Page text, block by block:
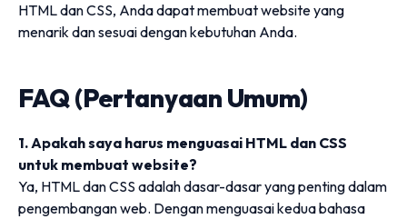
HTML dan CSS, Anda dapat membuat website yang
menarik dan sesuai dengan kebutuhan Anda.
FAQ (Pertanyaan Umum)
1. Apakah saya harus menguasai HTML dan CSS
untuk membuat website?
Ya, HTML dan CSS adalah dasar-dasar yang penting dalam
pengembangan web. Dengan menguasai kedua bahasa